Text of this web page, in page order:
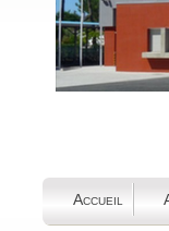
Accueil